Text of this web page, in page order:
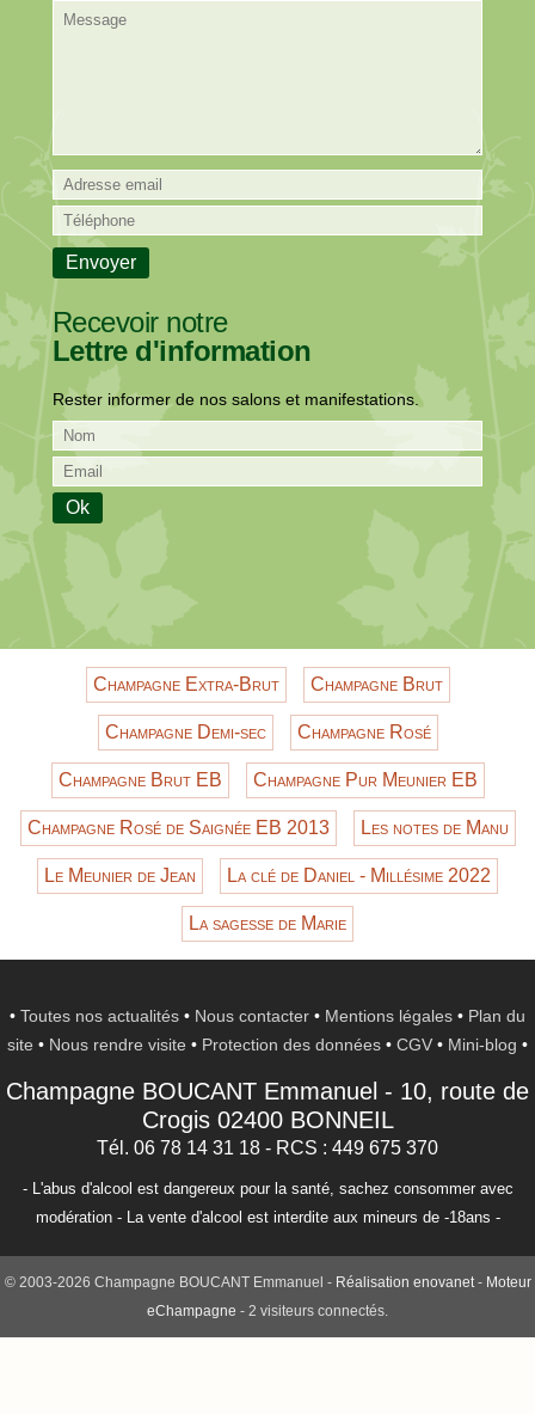
Recevoir notre
Lettre d'information
Rester informer de nos salons et manifestations.
Champagne Extra-Brut Champagne Brut
Champagne Demi-sec Champagne Rosé
Champagne Brut EB Champagne Pur Meunier EB
Champagne Rosé de Saignée EB 2013 Les notes de Manu
Le Meunier de Jean La clé de Daniel - Millésime 2022
La sagesse de Marie
• Toutes nos actualités • Nous contacter • Mentions légales • Plan du
site • Nous rendre visite • Protection des données • CGV • Mini-blog •
Champagne BOUCANT Emmanuel - 10, route de
Crogis 02400 BONNEIL
Tél. 06 78 14 31 18 - RCS : 449 675 370
- L'abus d'alcool est dangereux pour la santé, sachez consommer avec
modération - La vente d'alcool est interdite aux mineurs de -18ans -
© 2003-2026 Champagne BOUCANT Emmanuel - Réalisation enovanet- Moteur
eChampagne - 2 visiteurs connectés.